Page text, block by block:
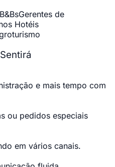
Gerentes de
Hotéis
e mais tempo com
ou pedidos especiais
em vários canais.